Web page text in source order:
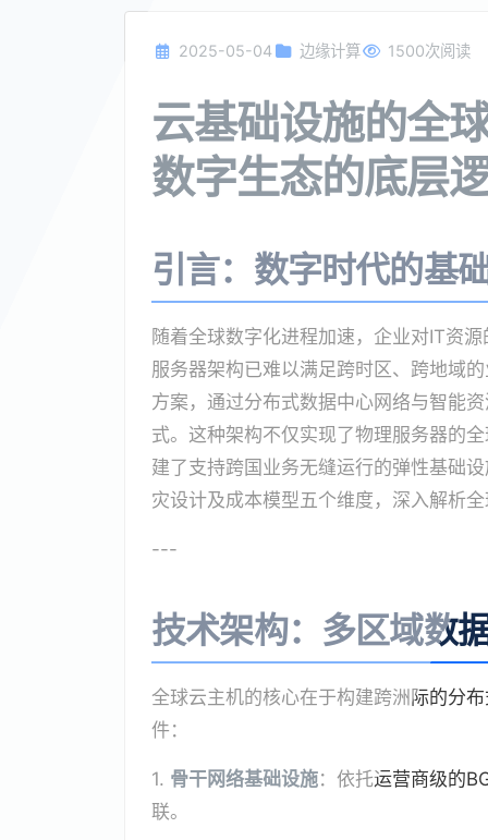
2025-05-04 边缘计算 1500次阅读
云基础设施的全
数字生态的底层
引言：数字时代的基
随着全球数字化进程加速，企业对IT资
服务器架构已难以满足跨时区、跨地域
方案，通过分布式数据中心网络与智能
式。这种架构不仅实现了物理服务器的
建了支持跨国业务无缝运行的弹性基础
灾设计及成本模型五个维度，深入解析
---
技术架构：多区域数
全球云主机的核心在于构建跨洲际的分
件：
1. 骨干网络基础设施：依托运营商级的
联。